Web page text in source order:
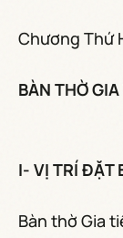
Chương Thứ
BÀN THỜ
I- VỊ TRÍ ĐẶT
Bàn thờ Gia